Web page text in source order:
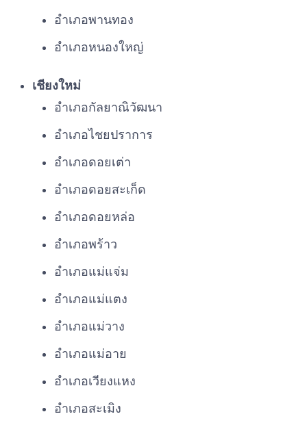
อำเภอพานทอง
อำเภอหนองใหญ่
เชียงใหม่
อำเภอกัลยาณิวัฒนา
อำเภอไชยปราการ
อำเภอดอยเต่า
อำเภอดอยสะเก็ด
อำเภอดอยหล่อ
อำเภอพร้าว
อำเภอแม่แจ่ม
อำเภอแม่แตง
อำเภอแม่วาง
อำเภอแม่อาย
อำเภอเวียงแหง
อำเภอสะเมิง